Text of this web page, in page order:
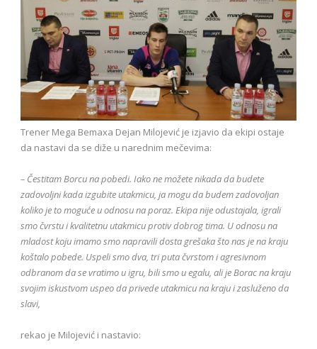
Trener Mega Bemaxa Dejan Milojević je izjavio da ekipi ostaje
da nastavi da se diže u narednim mečevima:
– Čestitam Borcu na pobedi. Iako ne možete nikada da budete
zadovoljni kada izgubite utakmicu, ja mogu da budem zadovoljan
koliko je to moguće u odnosu na poraz. Ekipa nije odustajala, igrali
smo čvrstu i kvalitetnu utakmicu protiv dobrog tima. U odnosu na
mladost koju imamo smo napravili dosta grešaka što nas je na kraju
koštalo pobede. Uspeli smo dva, tri puta čvrstom i agresivnom
odbranom da se vratimo u igru, bili smo u egalu, ali je Borac na kraju
svojim iskustvom uspeo da privede utakmicu na kraju i zasluženo da
slavi,
rekao je Milojević i nastavio: